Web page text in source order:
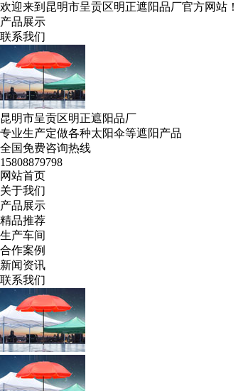
欢迎来到昆明市呈贡区明正遮阳品厂官方网站！
产品展示
联系我们
昆明市呈贡区明正遮阳品厂
专业生产定做各种太阳伞等遮阳产品
全国免费咨询热线
15808879798
网站首页
关于我们
产品展示
精品推荐
生产车间
合作案例
新闻资讯
联系我们